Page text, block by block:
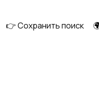
👉 Сохранить поиск